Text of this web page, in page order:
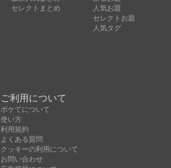
セレクトまとめ
人気お題
セレクトお題
人気タグ
ご利用について
ボケてについて
使い方
利用規約
よくある質問
クッキーの利用について
お問い合わせ